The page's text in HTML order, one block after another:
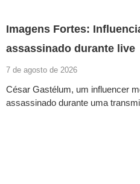
Imagens Fortes:
assassinado durante live
7 de agosto de 2026
César Gastélum, um influencer
assassinado durante uma